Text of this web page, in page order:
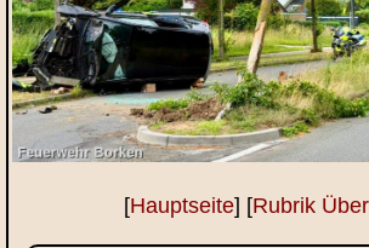
[Hauptseite] [Rubrik